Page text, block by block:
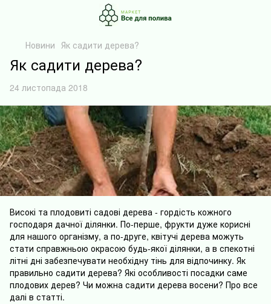
Новини Як садити дерева?
Як садити дерева?
24 листопада 2018
Високі та плодовиті садові дерева - гордість кожного
господаря дачної ділянки. По-перше, фрукти дуже корисні
для нашого організму, а по-друге, квітучі дерева можуть
стати справжньою окрасою будь-якої ділянки, а в спекотні
літні дні забезпечувати необхідну тінь для відпочинку. Як
правильно садити дерева? Які особливості посадки саме
плодових дерев? Чи можна садити дерева восени? Про все
далі в статті.